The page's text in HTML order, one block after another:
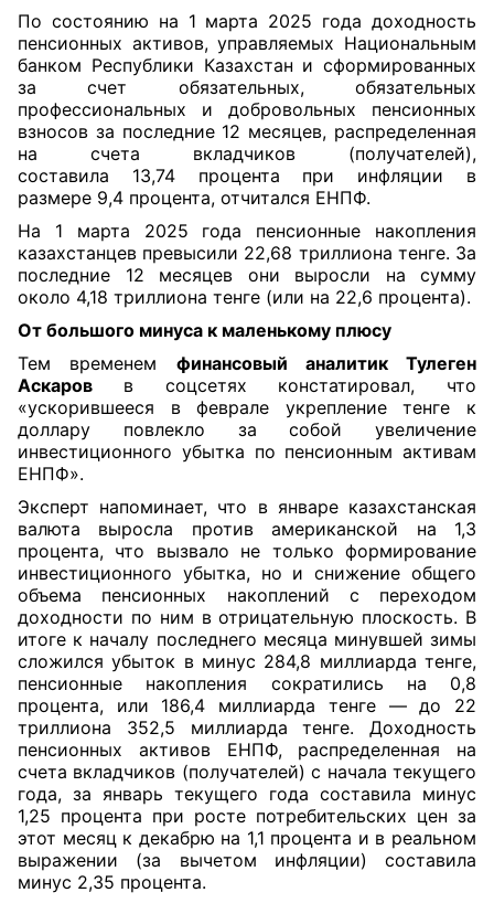
По состоянию на 1 марта 2025 года доходность
пенсионных активов, управляемых Национальным
банком Республики Казахстан и сформированных
за счет обязательных, обязательных
профессиональных и добровольных пенсионных
взносов за последние 12 месяцев, распределенная
на счета вкладчиков (получателей),
составила 13,74 процента при инфляции в
размере 9,4 процента, отчитался ЕНПФ.
На 1 марта 2025 года пенсионные накопления
казахстанцев превысили 22,68 триллиона тенге. За
последние 12 месяцев они выросли на сумму
около 4,18 триллиона тенге (или на 22,6 процента).
От большого минуса к маленькому плюсу
Тем временем финансовый аналитик Тулеген
Аскаров в соцсетях констатировал, что
«ускорившееся в феврале укрепление тенге к
доллару повлекло за собой увеличение
инвестиционного убытка по пенсионным активам
ЕНПФ».
Эксперт напоминает, что в январе казахстанская
валюта выросла против американской на 1,3
процента, что вызвало не только формирование
инвестиционного убытка, но и снижение общего
объема пенсионных накоплений с переходом
доходности по ним в отрицательную плоскость. В
итоге к началу последнего месяца минувшей зимы
сложился убыток в минус 284,8 миллиарда тенге,
пенсионные накопления сократились на 0,8
процента, или 186,4 миллиарда тенге — до 22
триллиона 352,5 миллиарда тенге. Доходность
пенсионных активов ЕНПФ, распределенная на
счета вкладчиков (получателей) с начала текущего
года, за январь текущего года составила минус
1,25 процента при росте потребительских цен за
этот месяц к декабрю на 1,1 процента и в реальном
выражении (за вычетом инфляции) составила
минус 2,35 процента.